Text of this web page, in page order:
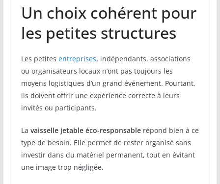
Un choix cohérent pour
les petites structures
Les petites entreprises, indépendants, associations
ou organisateurs locaux n’ont pas toujours les
moyens logistiques d’un grand événement. Pourtant,
ils doivent offrir une expérience correcte à leurs
invités ou participants.
La vaisselle jetable éco-responsablerépond bien à ce
type de besoin. Elle permet de rester organisé sans
investir dans du matériel permanent, tout en évitant
une image trop négligée.